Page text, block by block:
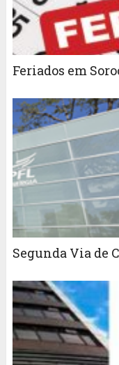
Feriados em
Segunda Via de